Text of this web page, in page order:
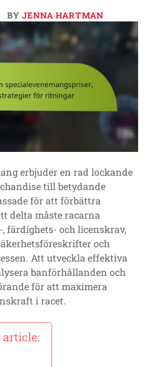
BY JENNA HARTMAN
erbjuder en rad lockande
till betydande
för att förbättra
delta måste racarna
färdighets- och licenskrav,
och
Att utveckla effektiva
banförhållanden och
för att maximera
i racet.
article: